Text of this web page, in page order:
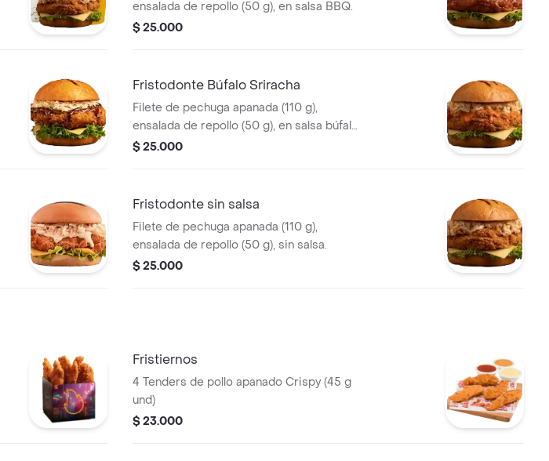
ensalada de repollo (50 g), en salsa BBQ.
$ 25.000
Fristodonte Búfalo Sriracha
Filete de pechuga apanada (110 g),
ensalada de repollo (50 g), en salsa búfalo
sriracha.
$ 25.000
Fristodonte sin salsa
Filete de pechuga apanada (110 g),
ensalada de repollo (50 g), sin salsa.
$ 25.000
Fristiernos
4 Tenders de pollo apanado Crispy (45 g
und)
$ 23.000